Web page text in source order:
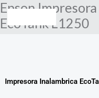
Skip
to
Epson
EcoTank L1250
Impresora Inalambrica